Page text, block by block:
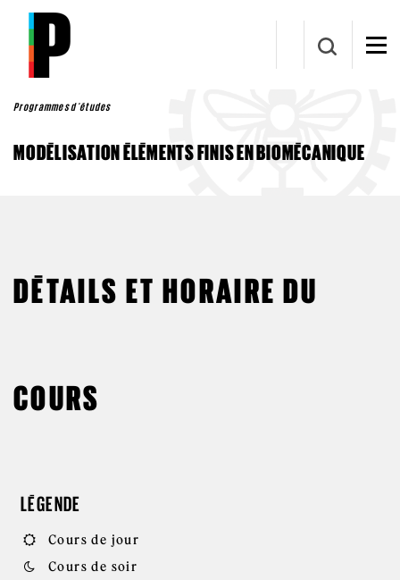
Aller au contenu principal
Programmes d'études
MODÉLISATION ÉLÉMENTS FINIS EN BIOMÉCANIQUE
DÉTAILS ET HORAIRE DU
COURS
LÉGENDE
Cours de jour
Cours de soir